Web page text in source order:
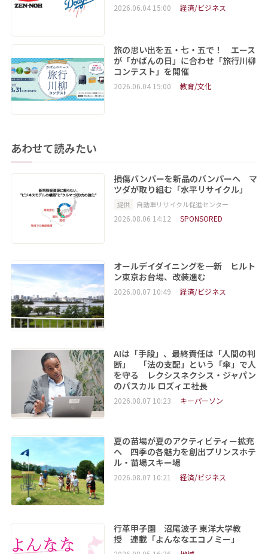
2026.06.04 15:00 経済/ビジネス
旅の思い出を五・七・五で！ エース
が「かばんの日」に合わせ「旅行川柳
コンテスト」を開催
2026.06.04 15:00 教育/文化
あわせて読みたい
損傷バンパーを新品のバンパーへ マ
ツダが取り組む「水平リサイクル」
提供 自動車リサイクル促進センター
2026.08.06 14:12 SPONSORED
オールデイダイニングを一新 ヒルト
ン東京お台場、改装進む
2026.08.07 10:49 経済/ビジネス
AIは「手段」、最終責任は「人間の判
断」 「法の支配」という「傘」で人
を守る レクシスネクシス・ジャパン
のパスカル ロズィエ社長
2026.08.07 10:23 キーパーソン
夏の苗場が夏のアクティビティー拡充
へ 四季の各魅力を創出プリンスホテ
ル・苗場スキー場
2026.08.07 10:21 経済/ビジネス
行革甲子園 沼尾波子 東洋大学教
授 連載「よんななエコノミー」